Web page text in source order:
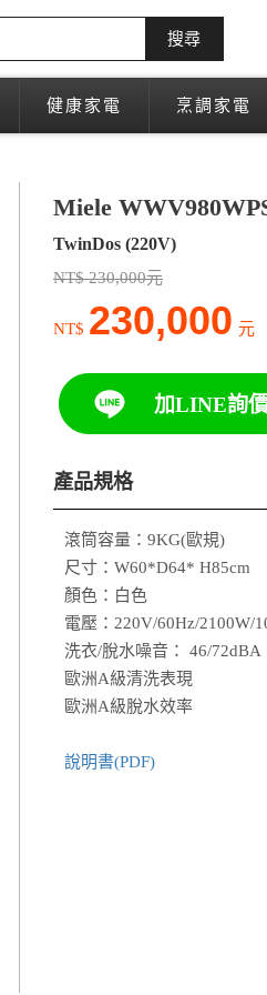
搜尋
健康家電 烹調家電
Miele
TwinDos (220V)
NT$ 230,000元
NT$ 230,000 元
加LINE詢
產品規格
滾筒容量：9KG(歐規)
尺寸：W60*D64* H85cm
顏色：白色
電壓：220V/60Hz/2100W/
洗衣/脫水噪音： 46/72dBA
歐洲A級清洗表現
歐洲A級脫水效率
說明書(PDF)